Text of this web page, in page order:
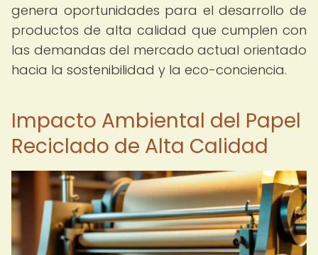
genera oportunidades para el desarrollo de
productos de alta calidad que cumplen con
las demandas del mercado actual orientado
hacia la sostenibilidad y la eco-conciencia.
Impacto Ambiental del Papel
Reciclado de Alta Calidad